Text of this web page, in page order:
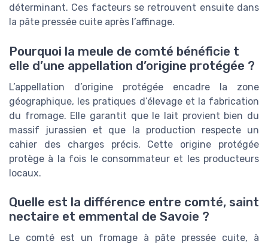
déterminant. Ces facteurs se retrouvent ensuite dans
la pâte pressée cuite après l’affinage.
Pourquoi la meule de comté bénéficie t
elle d’une appellation d’origine protégée ?
L’appellation d’origine protégée encadre la zone
géographique, les pratiques d’élevage et la fabrication
du fromage. Elle garantit que le lait provient bien du
massif jurassien et que la production respecte un
cahier des charges précis. Cette origine protégée
protège à la fois le consommateur et les producteurs
locaux.
Quelle est la différence entre comté, saint
nectaire et emmental de Savoie ?
Le comté est un fromage à pâte pressée cuite, à